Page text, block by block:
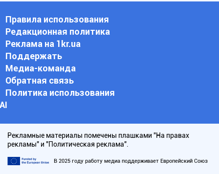
Правила использования
Редакционная политика
Реклама на 1kr.ua
Поддержать
Медиа-команда
Обратная связь
Политика использования
АI
Рекламные материалы помечены плашками "На правах
рекламы" и "Политическая реклама".
В 2025 году работу медиа поддерживает Европейский Союз